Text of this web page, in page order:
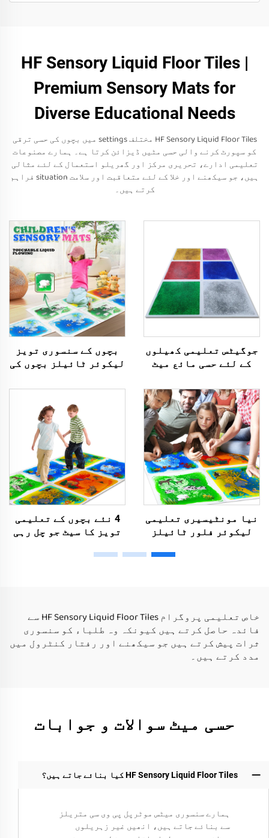
HF Sensory Liquid Floor Tiles |
Premium Sensory Mats for
Diverse Educational Needs
HF Sensory Liquid Floor Tiles مختلف settings میں بچوں کی حسی ترقی
کو سپورٹ کرنے والی حسی مٹیں ڈیزائن کرتا ہے۔ ہمارے مصنوعات
تعلیمی ادارے، تحریری مرکز اور گھریلو استعمال کے لئے مثالی
ہیں، جو سیکھنے اور خلا کے لئے متعاقبت اور سلامت situation فراہم
کرتے ہیں۔
جوگیٹس تعلیمی کھیلوں
کے لئے حسی مائع میٹ
اتیشیہ کے لئے فجیٹ
بچوں کے لئے
بچوں کے سنسوری تويز
لیکوئر ٹائیلز بچوں کی
بنانے کے لئے رنگنداز
انڈور کے لئے جوڑا جا
سکتا ہے سنسوری میٹس
نیا مونٹیسیری تعلیمی
لیکوئر فلور ٹائیلز
علاج کے لئے بچوں کے لئے
4 نئے بچوں کے تعلیمی
تويز کا سیٹ جو چل رہی
چھاپے والے بچوں کے
خاص تعلیمی پروگرام HF Sensory Liquid Floor Tiles سے
فائدہ حاصل کرتے ہیں کیونکہ وہ طلباء کو سنسوری
ثرات پیش کرتے ہیں جو سیکھنے اور رفتار کنٹرول میں
مدد کرتے ہیں۔
حسی میٹ سوالات و جوابات
HF Sensory Liquid Floor Tiles کیا بنائے جاتے ہیں؟
ہمارے سنسوری میٹس موٹرپل پی وی سی متریلز
سے بنائے جاتے ہیں، انھیں غیر زہریلوں